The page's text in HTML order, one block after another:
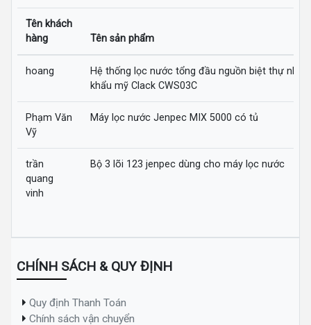
Tên khách
hàng
Tên sản phẩm
hoang
Hệ thống lọc nước tổng đầu nguồn biệt thự nhập
khẩu mỹ Clack CWS03C
Phạm Văn
Vỹ
Máy lọc nước Jenpec MIX 5000 có tủ
trần
quang
vinh
Bộ 3 lõi 123 jenpec dùng cho máy lọc nước
CHÍNH SÁCH & QUY ĐỊNH
Quy định Thanh Toán
Chính sách vận chuyển